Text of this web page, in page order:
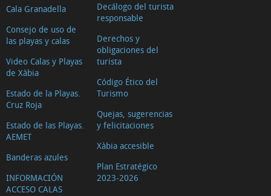
Cala Granadella
Consejo de uso de
las playas y calas
Video Calas y Playas
de Xàbia
Estado de la Playas.
Cruz Roja
Estado de las Playas.
AEMET
Banderas azules
INFORMACIÓN
ACCESO CALAS
Decálogo del turista
responsable
Derechos y
obligaciones del
turista
Código Ético del
Turismo
Quejas, sugerencias
y felicitaciones
Xàbia accesible
Plan Estratégico
2023-2026